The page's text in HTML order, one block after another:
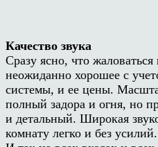
Качество звука
Сразу ясно, что
неожиданно хорошее с
системы, и ее цены.
полный задора и огня, но
и детальный. Широкая
комнату легко и без усилий.